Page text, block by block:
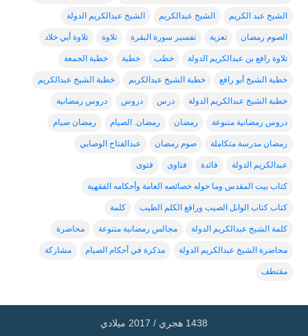
الشيخ عبد الكريم الشيخ عبدالكريم الشيخ عبدالكريم الدولة
الصوم رمضان تعزية تفسير سورة البقرة تلاوة تلاوة أبي خلاد
تلاوة رافع بن عبدالكريم الدولة خطب خطبة خطبة الجمعة
خطبة الشيخ أبو رافع خطبة الشيخ عبدالكربم خطبة الشيخ عبدالكريم
خطبة الشيخ عبدالكريم الدولة درس دروس دروس رمضانية
دروس رمضانية متنوعة رمضان رمضان. الصيام رمضان صيام
رمضان مدرسة متكاملة صوم رمضان عبدالفتاح الوصابي
عبدالكريم الدولة فائدة فتاوى فتوى
كتاب بيت المقدس وما حوله خصائصه العامة وأحكامه الفقهية
كتاب كتاب الوابل الصيب ورافع الكلم الطيب كلمة
كلمة الشيخ عبدالكريم الدولة مجالس رمضانية متنوعة محاضرة
محاضرة الشيخ عبدالكريم الدولة مذكرة في أحكام الصيام مشاركة
مقتطف
1438 هجري / 2017 ميلادي